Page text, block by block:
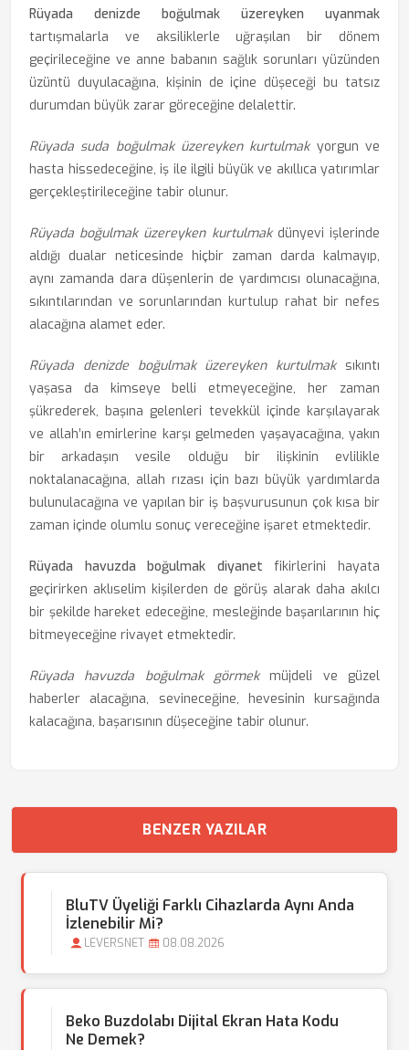
Rüyada denizde boğulmak üzereyken uyanmak
tartışmalarla ve aksiliklerle uğraşılan bir dönem
geçirileceğine ve anne babanın sağlık sorunları yüzünden
üzüntü duyulacağına, kişinin de içine düşeceği bu tatsız
durumdan büyük zarar göreceğine delalettir.
Rüyada suda boğulmak üzereyken kurtulmakyorgun ve
hasta hissedeceğine, iş ile ilgili büyük ve akıllıca yatırımlar
gerçekleştirileceğine tabir olunur.
Rüyada boğulmak üzereyken kurtulmakdünyevi işlerinde
aldığı dualar neticesinde hiçbir zaman darda kalmayıp,
aynı zamanda dara düşenlerin de yardımcısı olunacağına,
sıkıntılarından ve sorunlarından kurtulup rahat bir nefes
alacağına alamet eder.
Rüyada denizde boğulmak üzereyken kurtulmaksıkıntı
yaşasa da kimseye belli etmeyeceğine, her zaman
şükrederek, başına gelenleri tevekkül içinde karşılayarak
ve allah’ın emirlerine karşı gelmeden yaşayacağına, yakın
bir arkadaşın vesile olduğu bir ilişkinin evlilikle
noktalanacağına, allah rızası için bazı büyük yardımlarda
bulunulacağına ve yapılan bir iş başvurusunun çok kısa bir
zaman içinde olumlu sonuç vereceğine işaret etmektedir.
Rüyada havuzda boğulmak diyanet fikirlerini hayata
geçirirken aklıselim kişilerden de görüş alarak daha akılcı
bir şekilde hareket edeceğine, mesleğinde başarılarının hiç
bitmeyeceğine rivayet etmektedir.
Rüyada havuzda boğulmak görmekmüjdeli ve güzel
haberler alacağına, sevineceğine, hevesinin kursağında
kalacağına, başarısının düşeceğine tabir olunur.
BENZER YAZILAR
BluTV Üyeliği Farklı Cihazlarda Aynı Anda
İzlenebilir Mi?
LEVERSNET 08.08.2026
Beko Buzdolabı Dijital Ekran Hata Kodu
Ne Demek?